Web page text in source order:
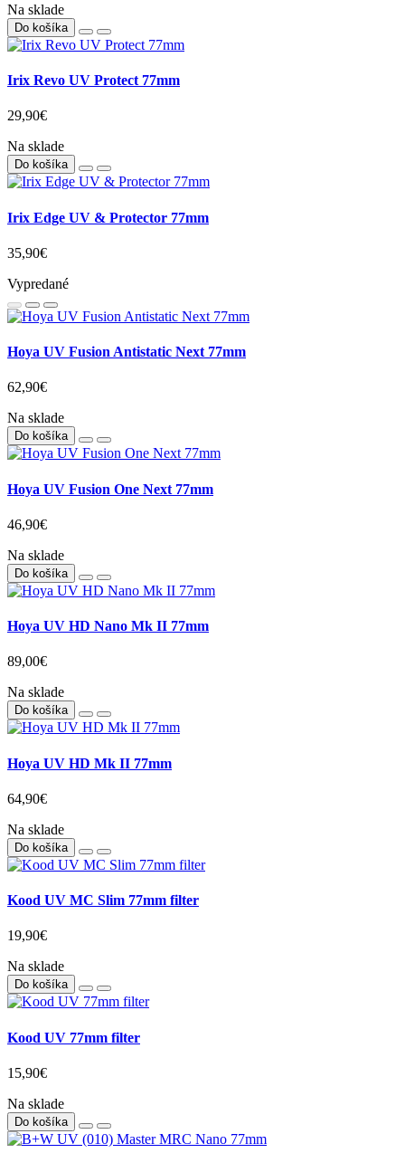
Na sklade
Do košíka
Irix Revo UV Protect 77mm
29,90€
Na sklade
Do košíka
Irix Edge UV & Protector 77mm
35,90€
Vypredané
Hoya UV Fusion Antistatic Next 77mm
62,90€
Na sklade
Do košíka
Hoya UV Fusion One Next 77mm
46,90€
Na sklade
Do košíka
Hoya UV HD Nano Mk II 77mm
89,00€
Na sklade
Do košíka
Hoya UV HD Mk II 77mm
64,90€
Na sklade
Do košíka
Kood UV MC Slim 77mm filter
19,90€
Na sklade
Do košíka
Kood UV 77mm filter
15,90€
Na sklade
Do košíka